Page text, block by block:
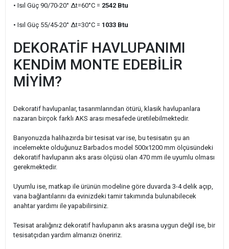
• Isıl Güç 90/70-20° ∆t=60°C = 2542 Btu
• Isıl Güç 55/45-20° ∆t=30°C = 1033 Btu
DEKORATİF HAVLUPANIMI
KENDİM MONTE EDEBİLİR
MİYİM?
Dekoratif havlupanlar, tasarımlarından ötürü, klasik havlupanlara
nazaran birçok farklı AKS arası mesafede üretilebilmektedir.
Banyonuzda halihazırda bir tesisat var ise, bu tesisatın şu an
incelemekte olduğunuz Barbados model 500x1200 mm ölçüsündeki
dekoratif havlupanın aks arası ölçüsü olan 470 mm ile uyumlu olması
gerekmektedir.
Uyumlu ise, matkap ile ürünün modeline göre duvarda 3-4 delik açıp,
vana bağlantılarını da evinizdeki tamir takımında bulunabilecek
anahtar yardımı ile yapabilirsiniz.
Tesisat aralığınız dekoratif havlupanın aks arasına uygun değil ise, bir
tesisatçıdan yardım almanızı öneririz.